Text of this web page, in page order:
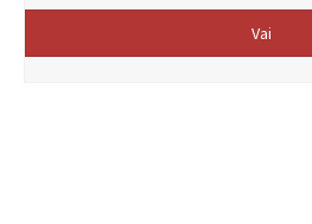
Vai